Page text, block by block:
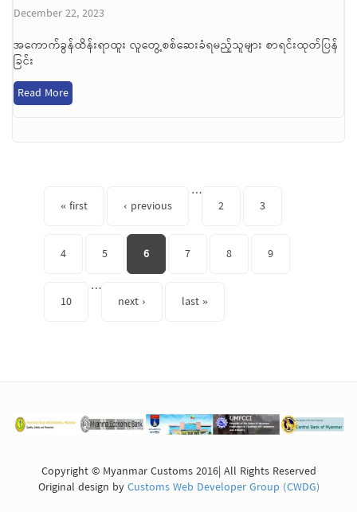
December 22, 2023
အကောက်ခွန်ထိန်းရာထူး လူတွေ့စစ်ဆေးခံရမည့်သူများ စာရင်းထုတ်ပြန်
ခြင်း
Read More
« first ‹ previous
…
2
3
4 5 6 7 8 9
10
…
next ›
last »
Copyright © Myanmar Customs 2016| All Rights Reserved
Original design byCustoms Web Developer Group (CWDG)